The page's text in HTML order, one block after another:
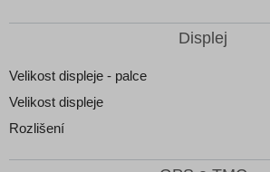
Displej
Velikost displeje - palce
Velikost displeje
Rozlišení